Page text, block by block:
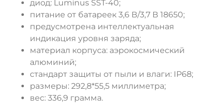
диод: Luminus SST-40;
питание от батареек 3,6 В/3,7 В 18650;
предусмотрена интеллектуальная
индикация уровня заряда;
материал корпуса: аэрокосмический
алюминий;
стандарт защиты от пыли и влаги: IP68;
размеры: 292,8*55,5 миллиметра;
вес: 336,9 грамма.